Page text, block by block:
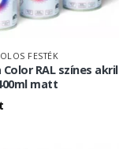
FESTÉK
Color RAL színes akril
matt